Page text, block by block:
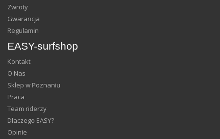
Zwroty
Gwarancja
Regulamin
EASY-surfshop
Kontakt
O Nas
Sklep w Poznaniu
Praca
Team riderzy
Dlaczego EASY?
Opinie